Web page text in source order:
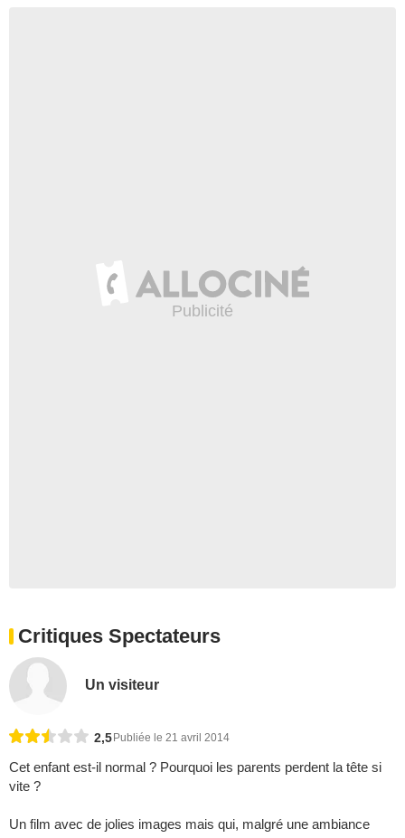
Critiques Spectateurs
Un visiteur
2,5 Publiée le 21 avril 2014
Cet enfant est-il normal ? Pourquoi les parents perdent la tête si
vite ?
Un film avec de jolies images mais qui, malgré une ambiance